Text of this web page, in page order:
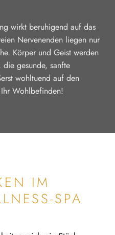
wirkt beruhigend auf das
Nervenenden liegen nur
Körper und Geist werden
gesunde, sanfte
wohltuend auf den
Wohlbefinden!
IM
SPA